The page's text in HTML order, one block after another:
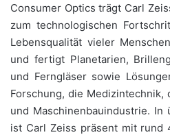
Consumer Optics trägt Carl
zum technologischen
Lebensqualität vieler
und fertigt Planetarien,
und Ferngläser sowie
Forschung, die
und Maschinenbauindustrie.
ist Carl Zeiss präsent mit